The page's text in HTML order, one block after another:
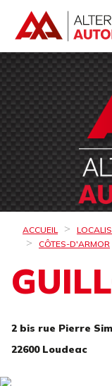
ACCUEIL
CÔTES-D'ARMOR
2 bis rue Pierre
22600 Loudeac